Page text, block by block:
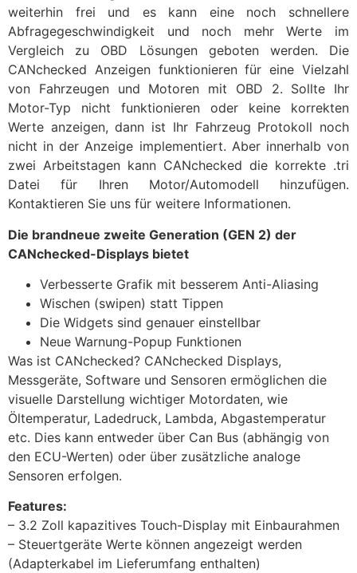
weiterhin frei und es kann eine noch schnellere
Abfragegeschwindigkeit und noch mehr Werte im
Vergleich zu OBD Lösungen geboten werden. Die
CANchecked Anzeigen funktionieren für eine Vielzahl
von Fahrzeugen und Motoren mit OBD 2. Sollte Ihr
Motor-Typ nicht funktionieren oder keine korrekten
Werte anzeigen, dann ist Ihr Fahrzeug Protokoll noch
nicht in der Anzeige implementiert. Aber innerhalb von
zwei Arbeitstagen kann CANchecked die korrekte .tri
Datei für Ihren Motor/Automodell hinzufügen.
Kontaktieren Sie uns für weitere Informationen.
Die brandneue zweite Generation (GEN 2) der
CANchecked-Displays bietet
Verbesserte Grafik mit besserem Anti-Aliasing
Wischen (swipen) statt Tippen
Die Widgets sind genauer einstellbar
Neue Warnung-Popup Funktionen
Was ist CANchecked? CANchecked Displays,
Messgeräte, Software und Sensoren ermöglichen die
visuelle Darstellung wichtiger Motordaten, wie
Öltemperatur, Ladedruck, Lambda, Abgastemperatur
etc. Dies kann entweder über Can Bus (abhängig von
den ECU-Werten) oder über zusätzliche analoge
Sensoren erfolgen.
Features:
– 3.2 Zoll kapazitives Touch-Display mit Einbaurahmen
– Steuertgeräte Werte können angezeigt werden
(Adapterkabel im Lieferumfang enthalten)